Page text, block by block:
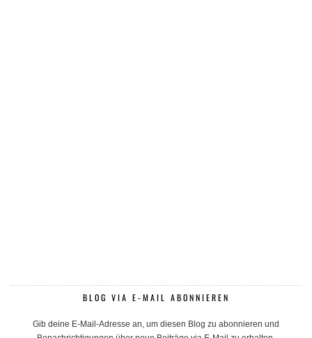
BLOG VIA E-MAIL ABONNIEREN
Gib deine E-Mail-Adresse an, um diesen Blog zu abonnieren und